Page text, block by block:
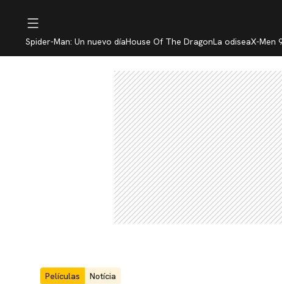
Spider-Man: Un nuevo díaHouse Of The DragonLa odiseaX-Men
Películas Notícia